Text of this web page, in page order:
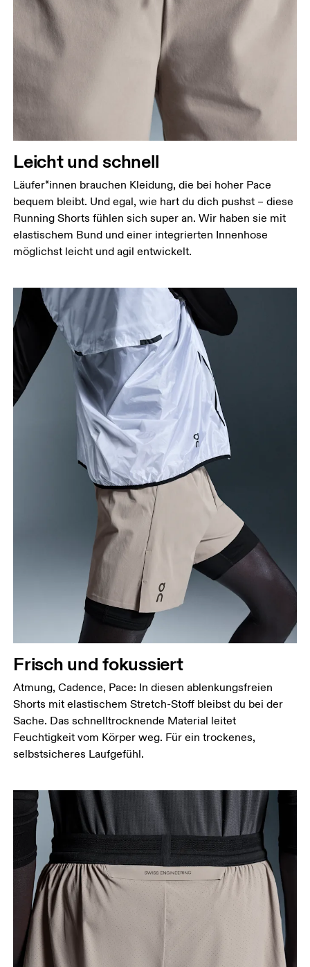
Taille
wo dein Oberkörper am schmalsten ist.
Miss um die breiteste Stelle deiner Hüfte herum.
Stell dich so hin, dass deine Füsse schulterbreit
auseinander sind. Miss um die breiteste Stelle
deines Oberschenkels herum.
Schrittlänge
Stell dich mit durchgedrückten Knien hin, die
Füsse leicht auseinander. Miss von der obersten
Leicht und schnell
Läufer*innen brauchen Kleidung, die bei hoher Pace
bequem bleibt. Und egal, wie hart du dich pushst – diese
Running Shorts fühlen sich super an. Wir haben sie mit
elastischem Bund und einer integrierten Innenhose
möglichst leicht und agil entwickelt.
Frisch und fokussiert
Atmung, Cadence, Pace: In diesen ablenkungsfreien
Shorts mit elastischem Stretch-Stoff bleibst du bei der
Sache. Das schnelltrocknende Material leitet
Feuchtigkeit vom Körper weg. Für ein trockenes,
selbstsicheres Laufgefühl.